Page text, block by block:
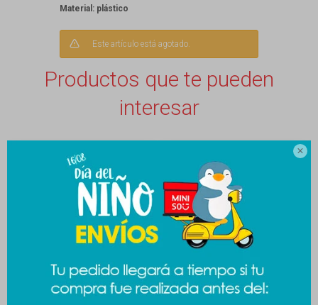

Material: plástico
Este artículo está agotado.
Productos que te pueden
interesar